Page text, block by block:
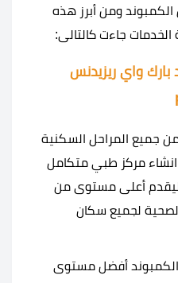
الكمبوند ومن أبرز هذه
واي ريزيدنس
من جميع المراحل السكنية
مركز طبي متكامل
ليقدم أعلى مستوى من
الصحية لجميع سكان
أفضل مستوى